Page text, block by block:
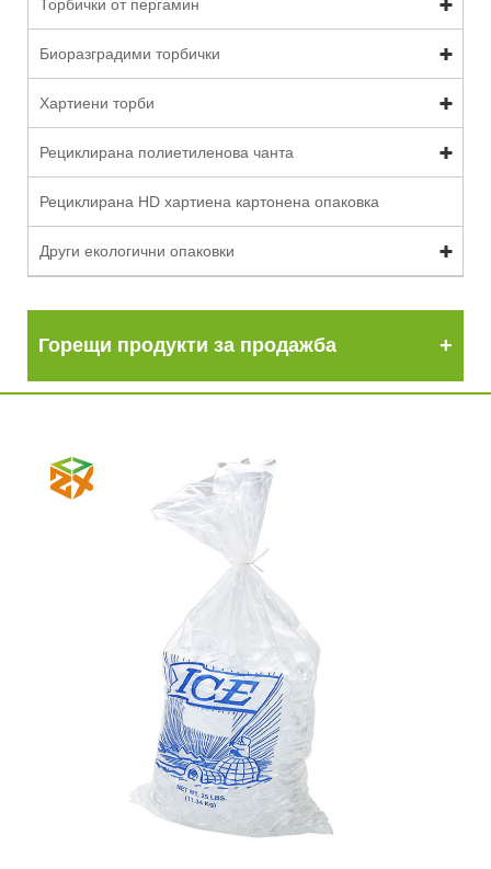
Торбички от пергамин
Биоразградими торбички
Хартиени торби
Рециклирана полиетиленова чанта
Рециклирана HD хартиена картонена опаковка
Други екологични опаковки
Горещи продукти за продажба